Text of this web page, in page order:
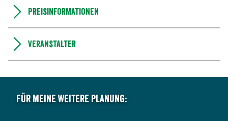
Preisinformationen
Veranstalter
Für meine weitere Planung: